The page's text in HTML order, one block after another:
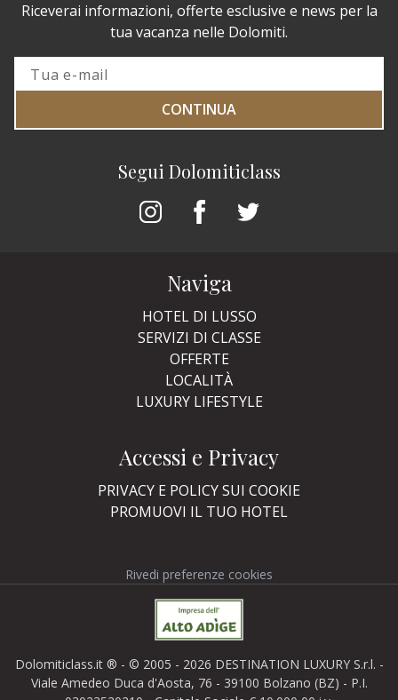
Segui Dolomiticlass
Riceverai informazioni, offerte esclusive e news per la
tua vacanza nelle Dolomiti.
CONTINUA
Naviga
HOTEL DI LUSSO
SERVIZI DI CLASSE
OFFERTE
LOCALITÀ
LUXURY LIFESTYLE
Accessi e Privacy
PRIVACY E POLICY SUI COOKIE
PROMUOVI IL TUO HOTEL
Rivedi preferenze cookies
Dolomiticlass.it ® - © 2005 - 2026 DESTINATION LUXURY S.r.l. -
Viale Amedeo Duca d'Aosta, 76 - 39100 Bolzano (BZ) - P.I.